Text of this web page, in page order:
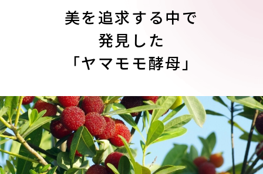
美を追求する中で
発見した
「ヤマモモ酵母」